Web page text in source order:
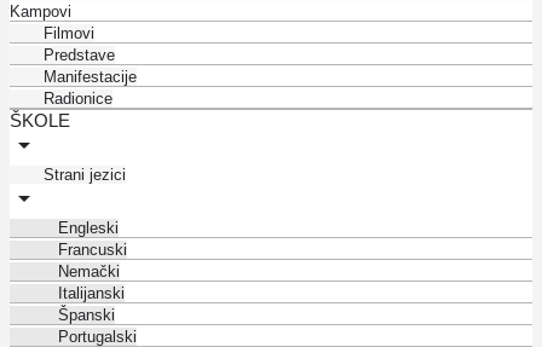
Kampovi
Filmovi
Predstave
Manifestacije
Radionice
ŠKOLE
Strani jezici
Engleski
Francuski
Nemački
Italijanski
Španski
Portugalski